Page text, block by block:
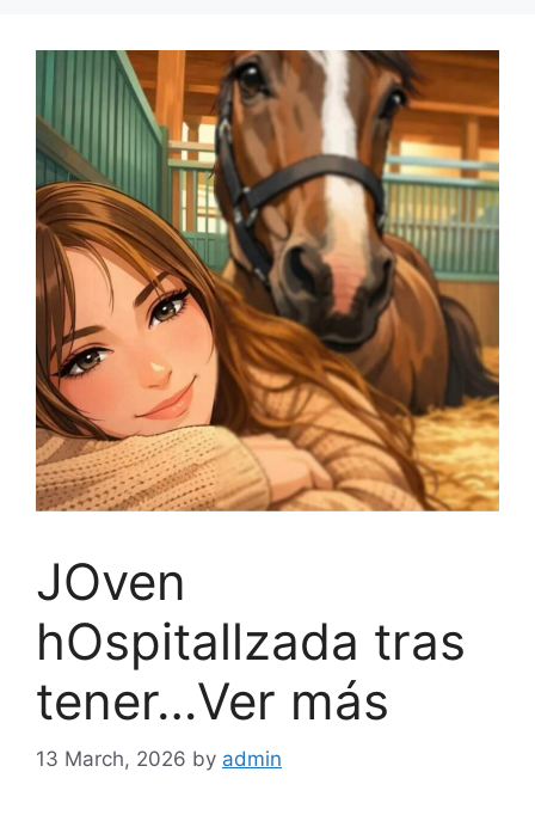
JOven
hOspitallzada tras
tener…Ver más
13 March, 2026 by admin